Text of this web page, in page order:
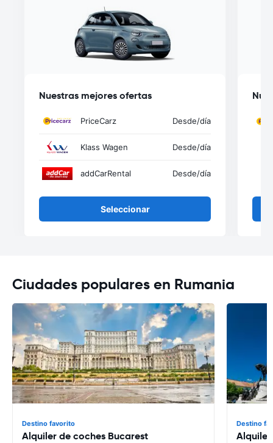
Nuestras mejores ofertas
PriceCarz Desde/día
Klass Wagen Desde/día
addCarRental Desde/día
Seleccionar
Ciudades populares en Rumania
Destino favorito
Alquiler de coches Bucarest
Destino